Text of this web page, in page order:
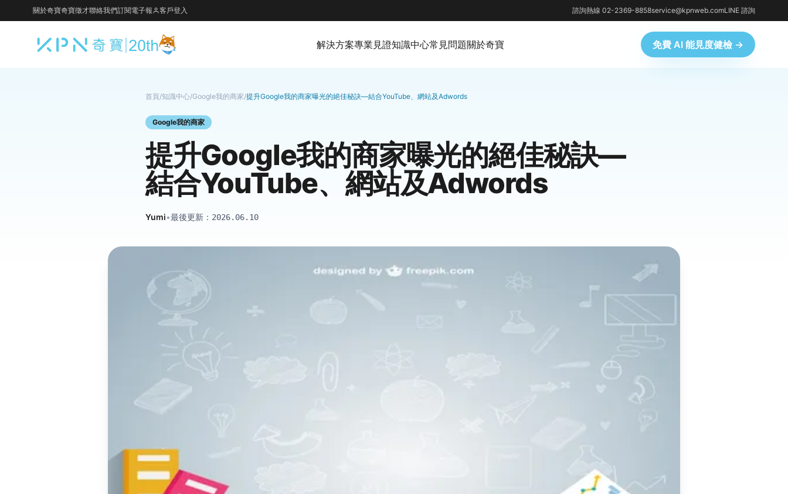
關於奇寶奇寶徵才聯絡我們訂閱電子報 客戶登入 諮詢熱線 02-2369-8858service@kpnweb.comLINE 諮詢
解決方案專業見證知識中心常見問題關於奇寶 免費 AI 能見度健檢 →
首頁/知識中心/Google我的商家/提升Google我的商家曝光的絕佳秘訣—結合YouTube、網站及Adwords
Google我的商家
提升Google我的商家曝光的絕佳秘訣—
結合YouTube、網站及Adwords
Yumi•最後更新： 2026.06.10